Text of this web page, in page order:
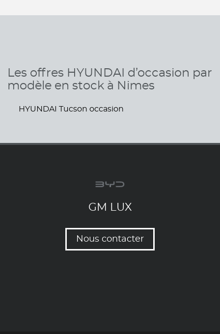
Les offres HYUNDAI d’occasion par
modèle en stock à Nimes
HYUNDAI Tucson occasion
GM LUX
Nous contacter